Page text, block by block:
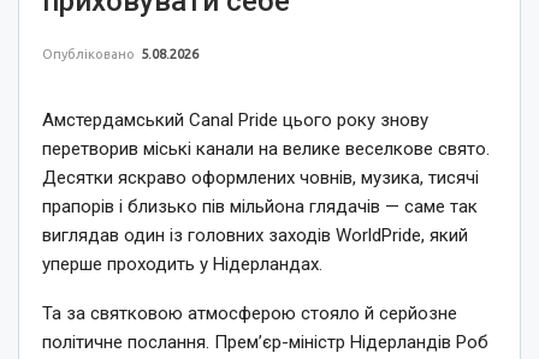
Опубліковано 5.08.2026
Амстердамський Canal Pride цього року знову
перетворив міські канали на велике веселкове свято.
Десятки яскраво оформлених човнів, музика, тисячі
прапорів і близько пів мільйона глядачів — саме так
виглядав один із головних заходів WorldPride, який
уперше проходить у Нідерландах.
Та за святковою атмосферою стояло й серйозне
політичне послання. Прем’єр-міністр Нідерландів Роб